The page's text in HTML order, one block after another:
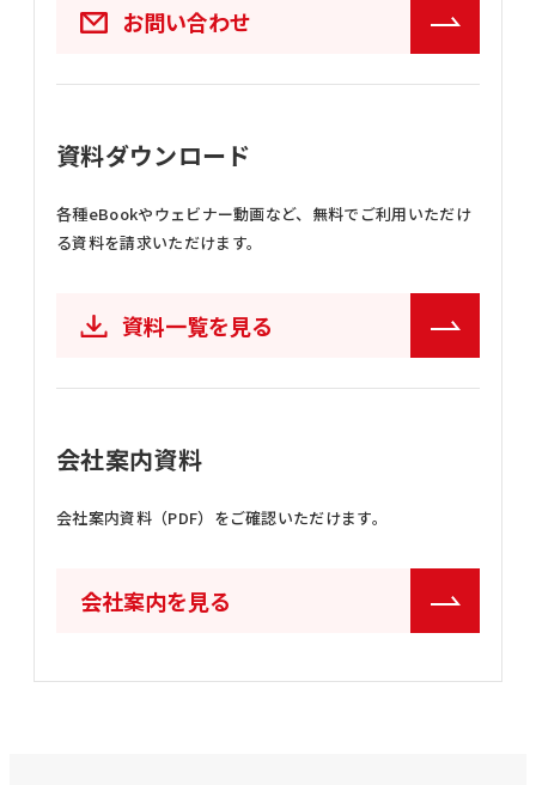
お問い合わせ
資料ダウンロード
各種eBookやウェビナー動画など、 無料でご利用いただけ
る資料を請求いただけます。
資料一覧を見る
会社案内資料
会社案内資料（PDF）をご確認いただけます。
会社案内を見る